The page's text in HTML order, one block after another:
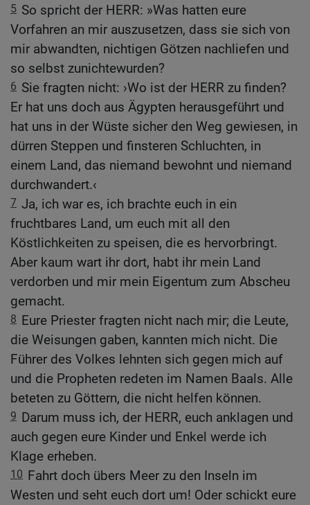
5 So spricht der HERR: »Was hatten eure
Vorfahren an mir auszusetzen, dass sie sich von
mir abwandten, nichtigen Götzen nachliefen und
so selbst zunichtewurden?
6 Sie fragten nicht: ›Wo ist der HERR zu finden?
Er hat uns doch aus Ägypten herausgeführt und
hat uns in der Wüste sicher den Weg gewiesen, in
dürren Steppen und finsteren Schluchten, in
einem Land, das niemand bewohnt und niemand
durchwandert.‹
7 Ja, ich war es, ich brachte euch in ein
fruchtbares Land, um euch mit all den
Köstlichkeiten zu speisen, die es hervorbringt.
Aber kaum wart ihr dort, habt ihr mein Land
verdorben und mir mein Eigentum zum Abscheu
gemacht.
8 Eure Priester fragten nicht nach mir; die Leute,
die Weisungen gaben, kannten mich nicht. Die
Führer des Volkes lehnten sich gegen mich auf
und die Propheten redeten im Namen Baals. Alle
beteten zu Göttern, die nicht helfen können.
9 Darum muss ich, der HERR, euch anklagen und
auch gegen eure Kinder und Enkel werde ich
Klage erheben.
10 Fahrt doch übers Meer zu den Inseln im
Westen und seht euch dort um! Oder schickt eure